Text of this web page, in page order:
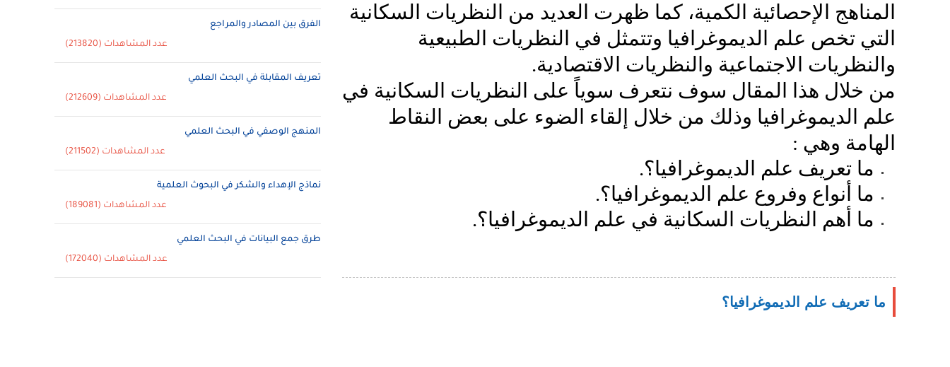
المناهج الإحصائية الكمية، كما ظهرت العديد من النظريات السكانية
التي تخص علم الديموغرافيا وتتمثل في النظريات الطبيعية
والنظريات الاجتماعية والنظريات الاقتصادية.
من خلال هذا المقال سوف نتعرف سوياً على النظريات السكانية في
علم الديموغرافيا وذلك من خلال إلقاء الضوء على بعض النقاط
الهامة وهي :
ما تعريف علم الديموغرافيا؟.
ما أنواع وفروع علم الديموغرافيا؟.
ما أهم النظريات السكانية في علم الديموغرافيا؟.
ما تعريف علم الديموغرافيا؟
الفرق بين المصادر والمراجع
عدد المشاهدات (213820)
تعريف المقابلة في البحث العلمي
عدد المشاهدات (212609)
المنهج الوصفي في البحث العلمي
عدد المشاهدات (211502)
نماذج الإهداء والشكر في البحوث العلمية
عدد المشاهدات (189081)
طرق جمع البيانات في البحث العلمي
عدد المشاهدات (172040)